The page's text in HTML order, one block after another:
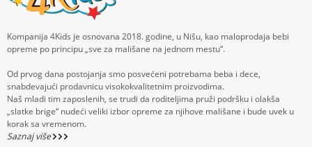
Kompanija 4Kids je osnovana 2018. godine, u Nišu, kao maloprodaja bebi
opreme po principu „sve za mališane na jednom mestu“.
Od prvog dana postojanja smo posvećeni potrebama beba i dece,
snabdevajući prodavnicu visokokvalitetnim proizvodima.
Naš mladi tim zaposlenih, se trudi da roditeljima pruži podršku i olakša
„slatke brige“ nudeći veliki izbor opreme za njihove mališane i bude uvek u
korak sa vremenom.
Saznaj više